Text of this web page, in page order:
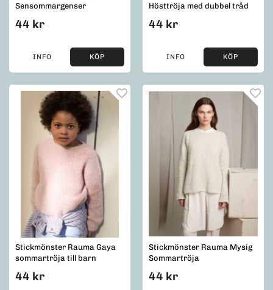
Sensommargenser
44 kr
INFO KÖP
Hösttröja med dubbel tråd
44 kr
INFO KÖP
Stickmönster Rauma Gaya
sommartröja till barn
44 kr
Stickmönster Rauma Mysig
Sommartröja
44 kr